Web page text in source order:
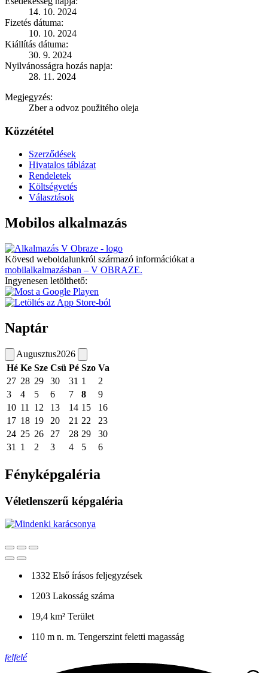
14. 10. 2024
Fizetés dátuma:
10. 10. 2024
Kiállítás dátuma:
30. 9. 2024
Nyilvánosságra hozás napja:
28. 11. 2024
Megjegyzés:
Zber a odvoz použitého oleja
Közzététel
Szerződések
Hivatalos táblázat
Rendeletek
Költségvetés
Választások
Mobilos alkalmazás
Kövesd weboldalunkról származó információkat a
mobilalkalmazásban – V OBRAZE.
Ingyenesen letölthető:
Naptár
Augusztus2026
Hé Ke Sze Csü Pé Szo Va
27 28 29 30 31 1
2
3
4 5 6 7 8
9
10 11 12 13 14 15
16
17 18 19 20 21 22
23
24 25 26 27 28 29
30
31
1 2 3 4 5 6
Fényképgaléria
Véletlenszerű képgaléria
1332 Első írásos feljegyzések
1203 Lakosság száma
19,4 km² Terület
110 m n. m. Tengerszint feletti magasság
felfelé